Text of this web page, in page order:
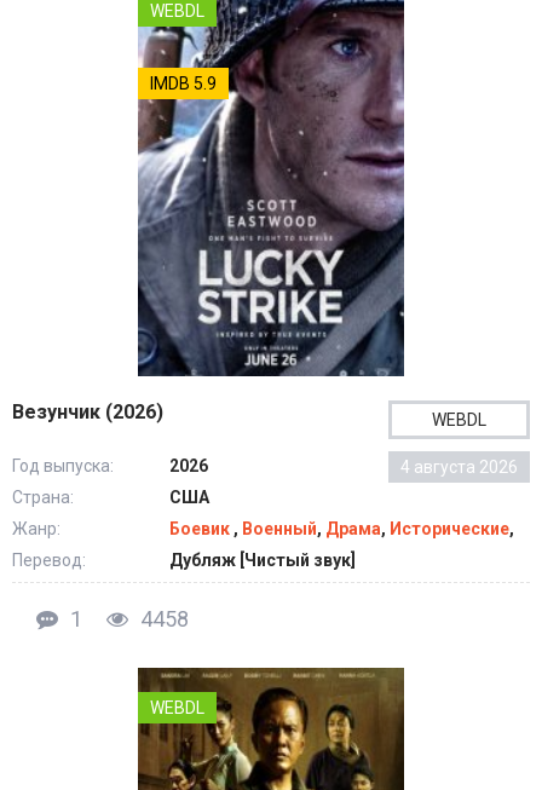
WEBDL
IMDB 5.9
Везунчик (2026) WEBDL
4 августа 2026
Год выпуска:
2026
Страна:
США
Жанр:
Боевик , Военный, Драма, Исторические,
Перевод:
Дубляж [Чистый звук]
1 4458
WEBDL